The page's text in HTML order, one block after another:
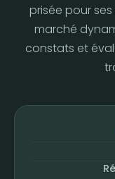
prisée pour
marché
constats et